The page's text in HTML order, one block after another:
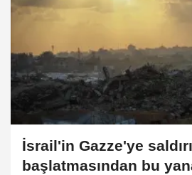
İsrail'in Gazze'ye
başlatmasından bu